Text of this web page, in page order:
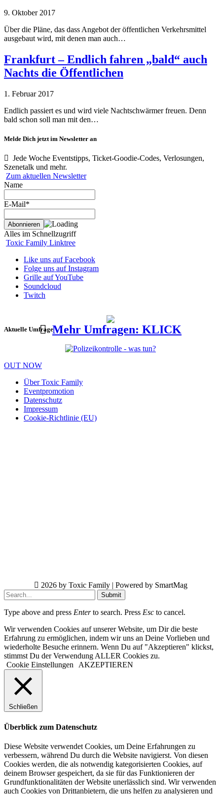
9. Oktober 2017
Über die Pläne, das dass Angebot der öffentlichen Verkehrsmittel
ausgebaut wird, mit denen man auch…
Frankfurt – Endlich fahren „bald“ auch
Nachts die Öffentlichen
1. Februar 2017
Endlich passiert es und wird viele Nachtschwärmer freuen. Denn
bald schon soll man mit den…
Melde Dich jetzt im Newsletter an
Jede Woche Eventstipps, Ticket-Goodie-Codes, Verlosungen,
Szenetalk und mehr.
Zum aktuellen Newsletter
Name
E-Mail*
Alles im Schnellzugriff
Toxic Family Linktree
Like uns auf Facebook
Folge uns auf Instagram
Grille auf YouTube
Soundcloud
Twitch
Aktuelle UmfrageMehr Umfragen: KLICK
OUT NOW
Über Toxic Family
Eventpromotion
Datenschutz
Impressum
Cookie-Richtlinie (EU)
2026 by Toxic Family | Powered by SmartMag
Submit
Type above and press Enterto search. Press Esc to cancel.
Wir verwenden Cookies auf unserer Website, um Dir die beste
Erfahrung zu ermöglichen, indem wir uns an Deine Vorlieben und
wiederholte Besuche erinnern. Wenn Du auf "Akzeptieren" klickst,
stimmst Du der Verwendung ALLER Cookies zu.
Cookie Einstellungen
AKZEPTIEREN
Schließen
Überblick zum Datenschutz
Diese Website verwendet Cookies, um Deine Erfahrungen zu
verbessern, während Du durch die Website navigierst. Von diesen
Cookies werden, die als notwendig kategorisierten Cookies, auf
deinem Browser gespeichert, da sie für das Funktionieren der
Grundfunktionalitäten der Website unerlässlich sind. Wir verwenden
auch Cookies von Drittanbietern, die uns helfen zu analysieren und